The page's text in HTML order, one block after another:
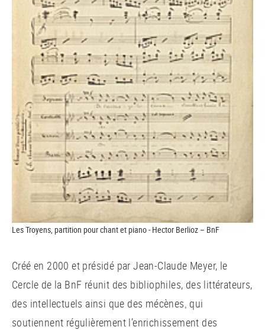
Les Troyens, partition pour chant et piano - Hector Berlioz – BnF
Créé en 2000 et présidé par Jean-Claude Meyer, le
Cercle de la BnF réunit des bibliophiles, des littérateurs,
des intellectuels ainsi que des mécènes qui
soutiennent régulièrement l’enrichissement des